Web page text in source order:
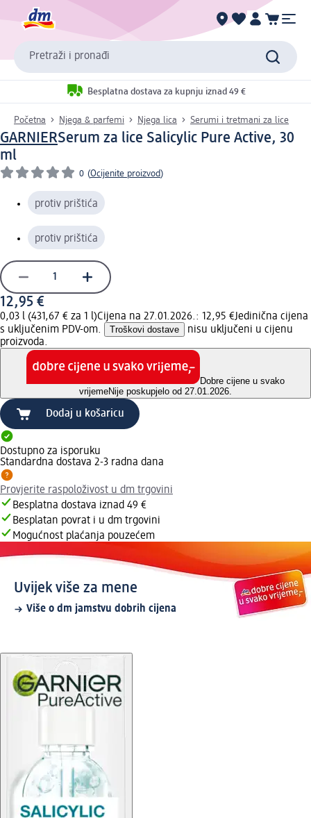
Pretraži i pronađi
Besplatna dostava za kupnju iznad 49 €
Početna Njega & parfemi Njega lica Serumi i tretmani za lice
GARNIERSerum za lice Salicylic Pure Active, 30
ml
0 (Ocijenite proizvod)
protiv prištića
protiv prištića
12,95 €
0,03 l (431,67 € za 1 l)Cijena na 27.01.2026.: 12,95 €Jedinična cijena
s uključenim PDV-om.
Troškovi dostave
nisu uključeni u cijenu
proizvoda.
Dobre cijene u svako
vrijemeNije poskupjelo od 27.01.2026.
Dodaj u košaricu
Dostupno za isporuku
Standardna dostava 2-3 radna dana
Provjerite raspoloživost u dm trgovini
Besplatna dostava iznad 49 €
Besplatan povrat i u dm trgovini
Mogućnost plaćanja pouzećem
Uvijek više za mene
Više o dm jamstvu dobrih cijena